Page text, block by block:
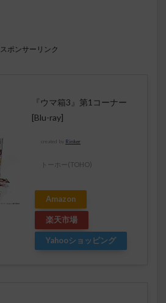
スポンサーリンク
『ウマ箱3』第1コーナー
[Blu-ray]
created by Rinker
トーホー(TOHO)
Amazon
楽天市場
Yahooショッピング